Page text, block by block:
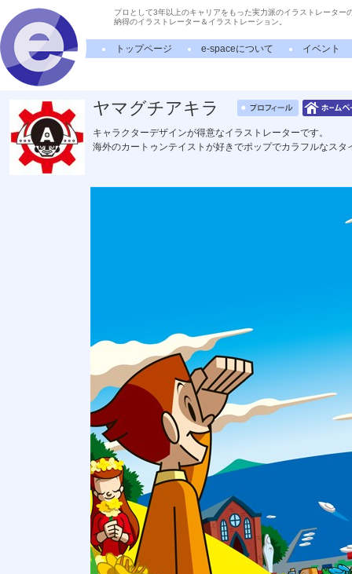
プロとして3年以上のキャリアをもった実力派のイラストレーター
納得のイラストレーター＆イラストレーション。
トップページ e-spaceについて イベント
ヤマグチアキラ
キャラクターデザインが得意なイラストレーターです。
海外のカートゥンテイストが好きでポップでカラフルなスタ